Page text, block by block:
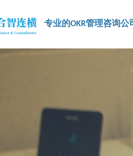
专业的OKR管理咨询公